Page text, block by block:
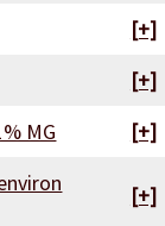
[+]
[+]
MG
[+]
[+]